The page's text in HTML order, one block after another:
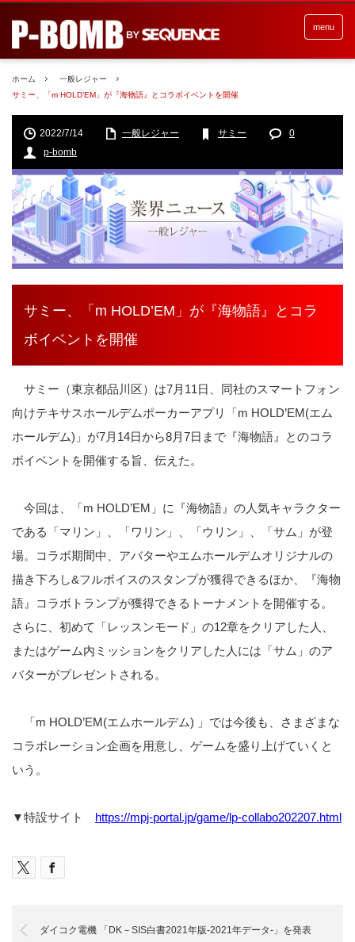
menu
ホーム
一般レジャー
サミー、「m HOLD’EM」が『海物語』とコラボイベントを開催
2022/7/14 一般レジャー サミー
0
p-bomb
サミー、「m HOLD’EM」が『海物語』とコラ
ボイベントを開催
サミー（東京都品川区）は7月11日、同社のスマートフォン
向けテキサスホールデムポーカーアプリ「m HOLD’EM(エム
ホールデム)」が7月14日から8月7日まで『海物語』とのコラ
ボイベントを開催する旨、伝えた。
今回は、「m HOLD’EM」に『海物語』の人気キャラクター
である「マリン」、「ワリン」、「ウリン」、「サム」が登
場。コラボ期間中、アバターやエムホールデムオリジナルの
描き下ろし&フルボイスのスタンプが獲得できるほか、『海物
語』コラボトランプが獲得できるトーナメントを開催する。
さらに、初めて「レッスンモード」の12章をクリアした人、
またはゲーム内ミッションをクリアした人には「サム」のア
バターがプレゼントされる。
「m HOLD’EM(エムホールデム) 」では今後も、さまざまな
コラボレーション企画を用意し、ゲームを盛り上げていくと
いう。
▼特設サイト https://mpj-portal.jp/game/lp-collabo202207.html
ダイコク電機 「DK－SIS白書2021年版‐2021年データ‐」を発表